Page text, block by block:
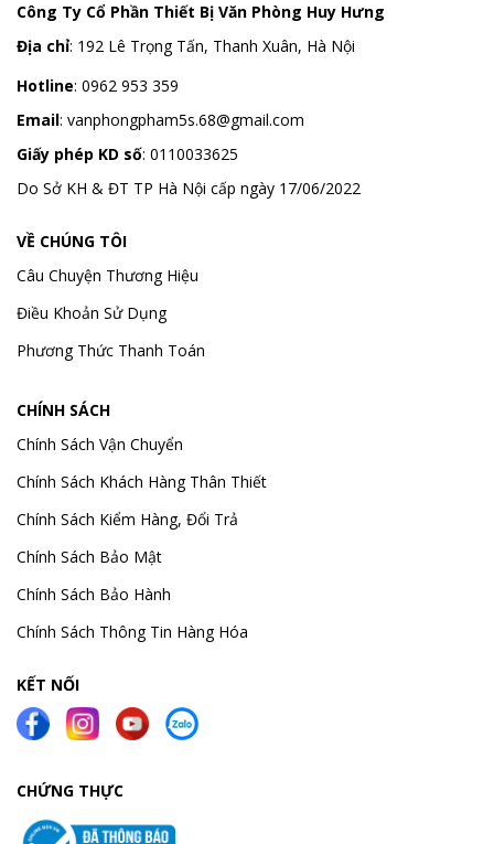
Công Ty Cổ Phần Thiết Bị Văn Phòng Huy Hưng
Địa chỉ: 192 Lê Trọng Tấn, Thanh Xuân, Hà Nội
Hotline: 0962 953 359
Email: vanphongpham5s.68@gmail.com
Giấy phép KD số: 0110033625
Do Sở KH & ĐT TP Hà Nội cấp ngày 17/06/2022
VỀ CHÚNG TÔI
Câu Chuyện Thương Hiệu
Điều Khoản Sử Dụng
Phương Thức Thanh Toán
CHÍNH SÁCH
Chính Sách Vận Chuyển
Chính Sách Khách Hàng Thân Thiết
Chính Sách Kiểm Hàng, Đổi Trả
Chính Sách Bảo Mật
Chính Sách Bảo Hành
Chính Sách Thông Tin Hàng Hóa
KẾT NỐI
CHỨNG THỰC